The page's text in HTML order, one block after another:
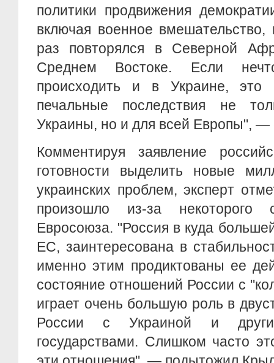
политики продвижения
включая военное
раз повторялся в Северной
Среднем Востоке. Если
происходить и в Украине, это
печальные последствия не
Украины, но и для всей Европы", —
Комментируя заявление
готовности выделить новые
украинских проблем, эксперт
произошло из-за некоторого
Евросоюза. "Россия в куда
ЕС, заинтересована в
именно этим продиктованы ее
состояние отношений России с
играет очень большую роль в
России с Украиной и
государствами. Слишком часто